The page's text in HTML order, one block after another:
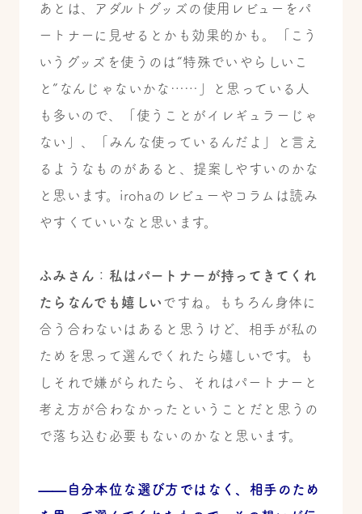
あとは、アダルトグッズの使用レビューをパ
ートナーに見せるとかも効果的かも。「こう
いうグッズを使うのは“特殊でいやらしいこ
と”なんじゃないかな……」と思っている人
も多いので、「使うことがイレギュラーじゃ
ない」、「みんな使っているんだよ」と言え
るようなものがあると、提案しやすいのかな
と思います。 irohaのレビューやコラム は読み
やすくていいなと思います。
ふみさん ： 私はパートナーが持ってきてくれ
たらなんでも嬉しい ですね。もちろん身体に
合う合わないはあると思うけど、相手が私の
ためを思って選んでくれたら嬉しいです。も
しそれで嫌がられたら、それはパートナーと
考え方が合わなかったということだと思うの
で落ち込む必要もないのかなと思います。
——自分本位な選び方ではなく、相手のため